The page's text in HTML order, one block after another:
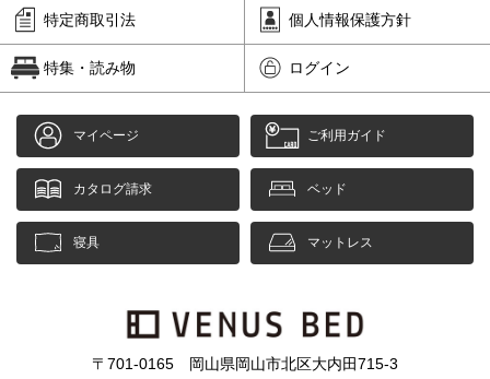
特定商取引法 個人情報保護方針
特集・読み物 ログイン
マイページ ご利用ガイド
カタログ請求 ベッド
寝具 マットレス
〒701-0165 岡山県岡山市北区大内田715-3